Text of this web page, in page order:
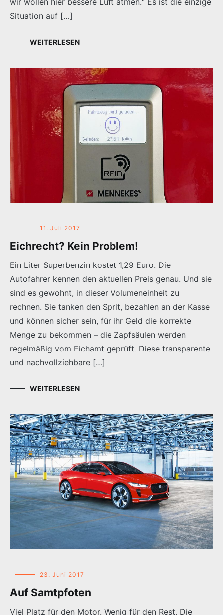
wir wollen hier bessere Luft atmen.“ Es ist die einzige
Situation auf […]
WEITERLESEN
11. Juli 2017
Eichrecht? Kein Problem!
Ein Liter Superbenzin kostet 1,29 Euro. Die
Autofahrer kennen den aktuellen Preis genau. Und sie
sind es gewohnt, in dieser Volumeneinheit zu
rechnen. Sie tanken den Sprit, bezahlen an der Kasse
und können sicher sein, für ihr Geld die korrekte
Menge zu bekommen – die Zapfsäulen werden
regelmäßig vom Eichamt geprüft. Diese transparente
und nachvollziehbare […]
WEITERLESEN
23. Juni 2017
Auf Samtpfoten
Viel Platz für den Motor. Wenig für den Rest. Die